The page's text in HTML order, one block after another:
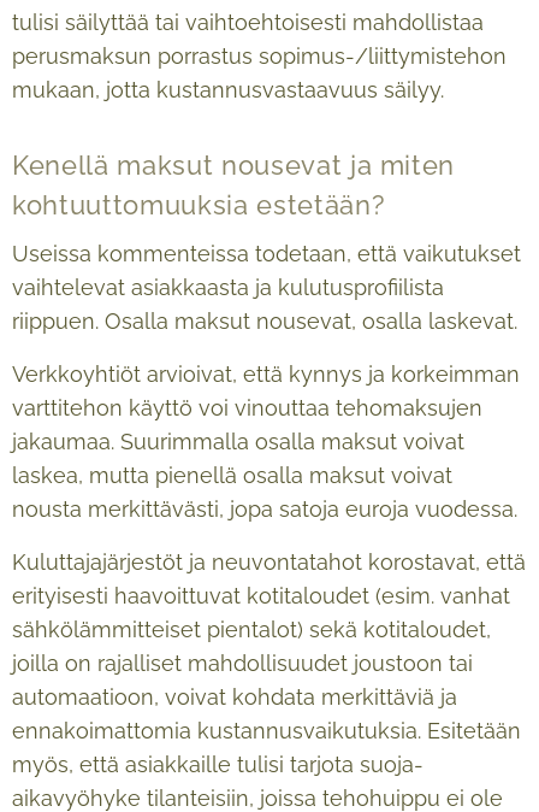
tulisi säilyttää tai vaihtoehtoisesti mahdollistaa
perusmaksun porrastus sopimus-/liittymistehon
mukaan, jotta kustannusvastaavuus säilyy.
Kenellä maksut nousevat ja miten
kohtuuttomuuksia estetään?
Useissa kommenteissa todetaan, että vaikutukset
vaihtelevat asiakkaasta ja kulutusprofiilista
riippuen. Osalla maksut nousevat, osalla laskevat.
Verkkoyhtiöt arvioivat, että kynnys ja korkeimman
varttitehon käyttö voi vinouttaa tehomaksujen
jakaumaa. Suurimmalla osalla maksut voivat
laskea, mutta pienellä osalla maksut voivat
nousta merkittävästi, jopa satoja euroja vuodessa.
Kuluttajajärjestöt ja neuvontatahot korostavat, että
erityisesti haavoittuvat kotitaloudet (esim. vanhat
sähkölämmitteiset pientalot) sekä kotitaloudet,
joilla on rajalliset mahdollisuudet joustoon tai
automaatioon, voivat kohdata merkittäviä ja
ennakoimattomia kustannusvaikutuksia. Esitetään
myös, että asiakkaille tulisi tarjota suoja-
aikavyöhyke tilanteisiin, joissa tehohuippu ei ole